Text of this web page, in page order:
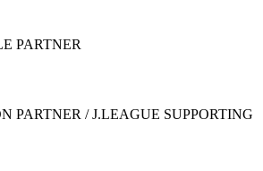
PARTNER
PARTNER / J.LEAGUE SUPPORTING